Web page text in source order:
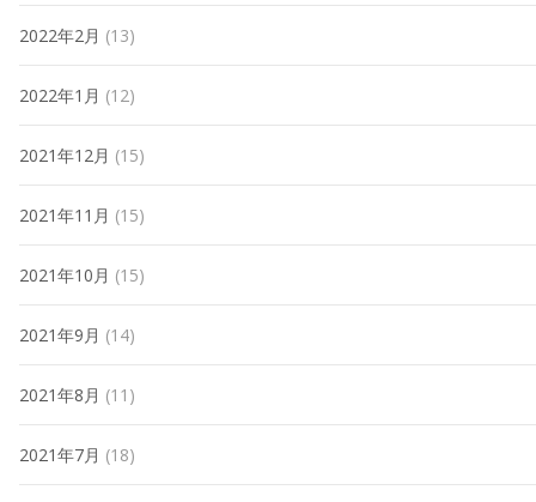
2022年2月 (13)
2022年1月 (12)
2021年12月 (15)
2021年11月 (15)
2021年10月 (15)
2021年9月 (14)
2021年8月 (11)
2021年7月 (18)